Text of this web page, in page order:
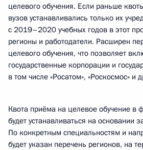
целевого обучения. Если раньше
вузов устанавливались только их
с 2019–2020 учебных годов в этот
регионы и работодатели. Расширен
целевого обучения, что позволяет
государственные корпорации и
в том числе «Росатом», «Роскосмос» и
Квота приёма на целевое обучение в
будет устанавливаться на основании
По конкретным специальностям и
будет указан перечень регионов, на